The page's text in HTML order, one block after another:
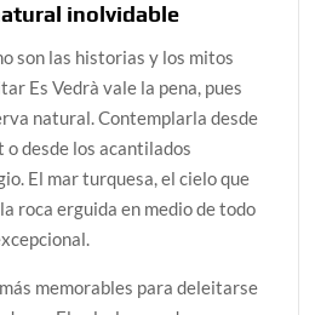
inolvidable
son las historias y los mitos
Es Vedrà vale la pena, pues
natural. Contemplarla desde
o desde los acantilados
El mar turquesa, el cielo que
roca erguida en medio de todo
memorables para deleitarse